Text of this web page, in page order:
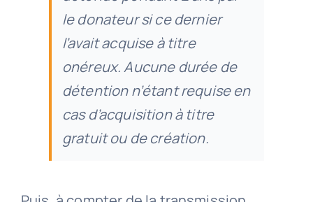
le donateur si ce dernier
l’avait acquise à titre
onéreux. Aucune durée de
détention n’étant requise en
cas d’acquisition à titre
gratuit ou de création.